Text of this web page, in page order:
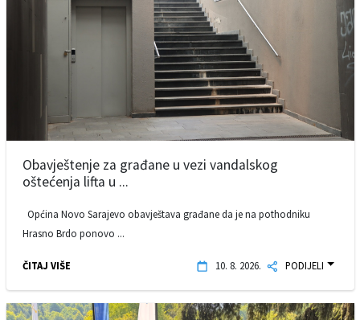
Obavještenje za građane u vezi vandalskog
oštećenja lifta u ...
Općina Novo Sarajevo obavještava građane da je na pothodniku
Hrasno Brdo ponovo ...
ČITAJ VIŠE 10. 8. 2026. PODIJELI